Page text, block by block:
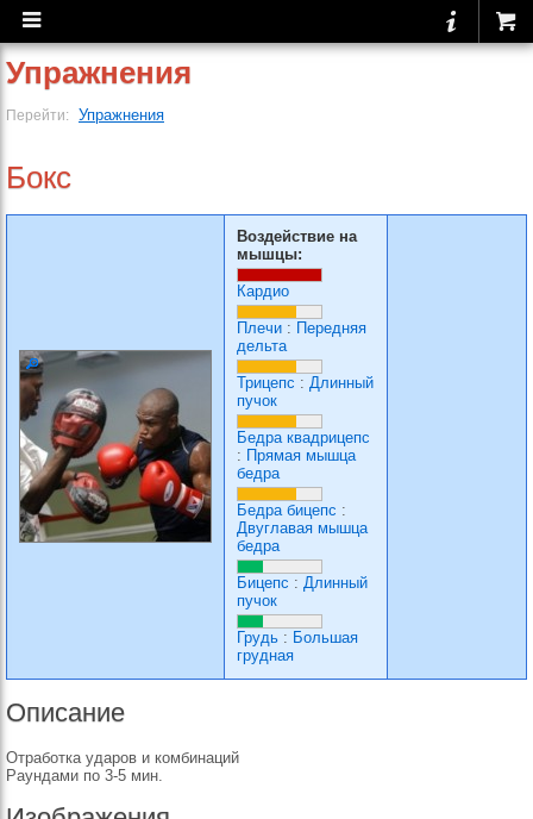
Упражнения
Перейти: Упражнения
Бокс
Воздействие на
мышцы:
Кардио
Плечи : Передняя
дельта
Трицепс : Длинный
пучок
Бедра квадрицепс
: Прямая мышца
бедра
Бедра бицепс :
Двуглавая мышца
бедра
Бицепс : Длинный
пучок
Грудь : Большая
грудная
Описание
Отработка ударов и комбинаций
Раундами по 3-5 мин.